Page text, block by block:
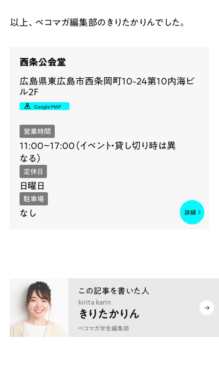
以上、ペコマガ編集部のきりたかりんでした。
西条公会堂
広島県東広島市西条岡町10-24第10内海ビ
ル2F
Google MAP
営業時間
11:00~17:00（イベント・貸し切り時は異
なる）
定休日
日曜日
駐車場
なし
kirita karin
きりたかりん
ペコマガ学生編集部